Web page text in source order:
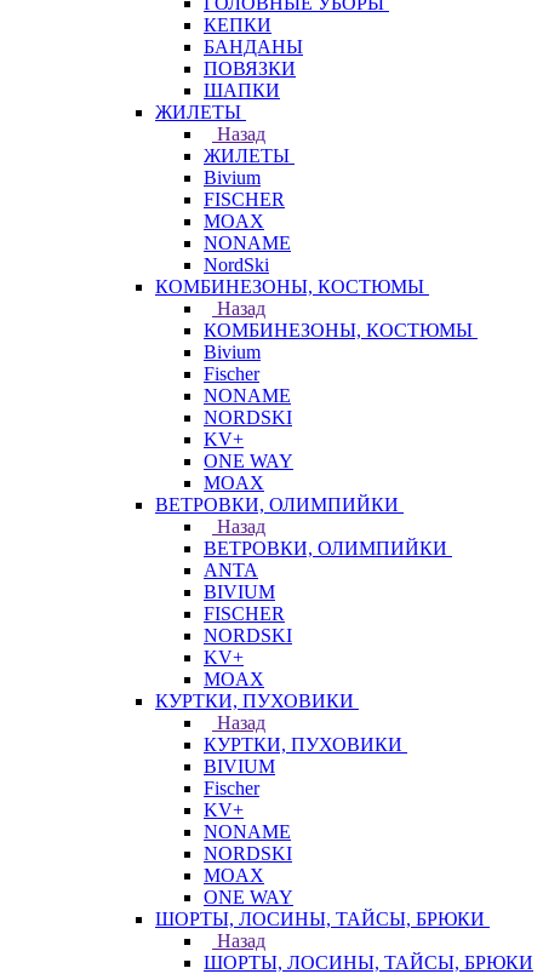
КЕПКИ
БАНДАНЫ
ПОВЯЗКИ
ШАПКИ
ЖИЛЕТЫ
Назад
ЖИЛЕТЫ
Bivium
FISCHER
MOAX
NONAME
NordSki
КОМБИНЕЗОНЫ, КОСТЮМЫ
Назад
КОМБИНЕЗОНЫ, КОСТЮМЫ
Bivium
Fischer
NONAME
NORDSKI
KV+
ONE WAY
MOAX
ВЕТРОВКИ, ОЛИМПИЙКИ
Назад
ВЕТРОВКИ, ОЛИМПИЙКИ
ANTA
BIVIUM
FISCHER
NORDSKI
KV+
MOAX
КУРТКИ, ПУХОВИКИ
Назад
КУРТКИ, ПУХОВИКИ
BIVIUM
Fischer
KV+
NONAME
NORDSKI
MOAX
ONE WAY
ШОРТЫ, ЛОСИНЫ, ТАЙСЫ, БРЮКИ
Назад
ШОРТЫ, ЛОСИНЫ, ТАЙСЫ, БРЮКИ